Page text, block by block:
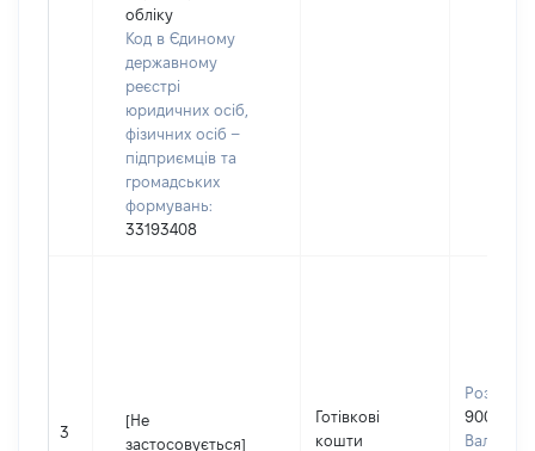
обліку
Код в Єдиному
державному
реєстрі
юридичних осіб,
фізичних осіб –
підприємців та
громадських
формувань:
33193408
3
[Не
застосовується]
Готівкові
кошти
Розмір:
90000
Валюта: